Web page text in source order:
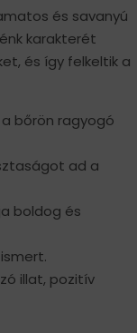
és savanyú
karakterét
és így felkeltik a
bőrön ragyogó
ad a
boldog és
illat, pozitív